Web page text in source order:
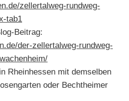
zellertalweg-rundweg-
tab1
Beitrag:
der-zellertalweg-rundweg-
Rheinhessen mit demselben
oder Bechtheimer